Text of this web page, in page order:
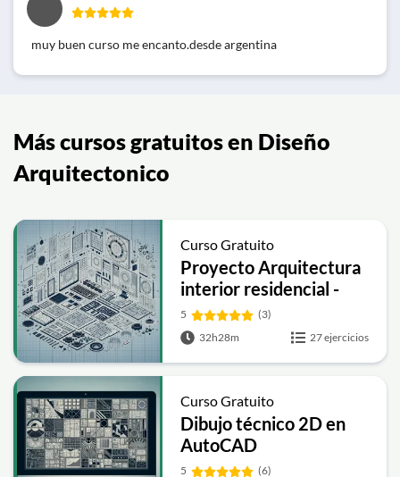
muy buen curso me encanto.desde argentina
Más cursos gratuitos en Diseño
Arquitectonico
Curso Gratuito
Proyecto Arquitectura
interior residencial -
3ds Max
5
(3)
32h28m
27 ejercicios
Curso Gratuito
Dibujo técnico 2D en
AutoCAD
5
(6)